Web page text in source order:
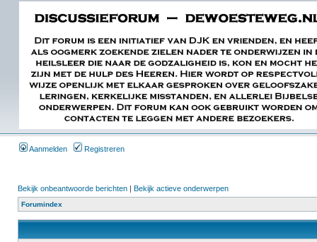
Aanmelden Registreren
Bekijk onbeantwoorde berichten | Bekijk actieve onderwerpen
Forumindex